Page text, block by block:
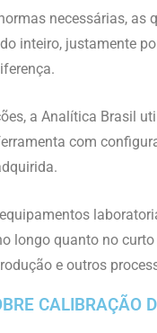
necessárias, as
inteiro, justamente
a Analítica Brasil
com
longo quanto no
e outros
CALIBRAÇÃO